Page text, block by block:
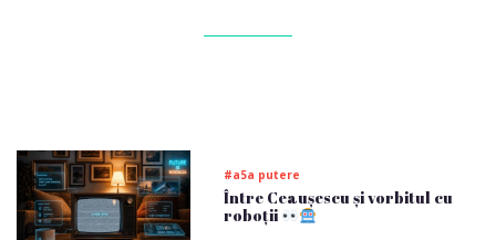
#a5a putere
Între Ceaușescu și vorbitul cu
roboții